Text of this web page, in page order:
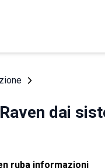
dai
ruba informazioni